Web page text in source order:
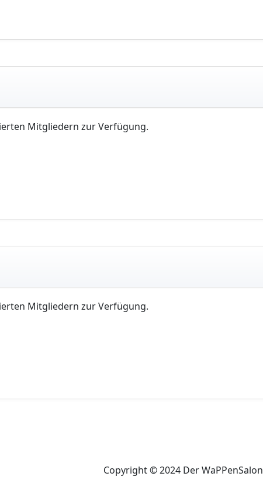
Mitgliedern zur Verfügung.
Mitgliedern zur Verfügung.
Copyright © 2024 Der WaPPenSalon